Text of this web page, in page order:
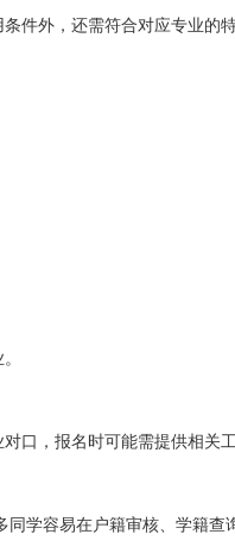
件外，还需符合对应专业的
口，报名时可能需提供相关
同学容易在户籍审核、学籍查